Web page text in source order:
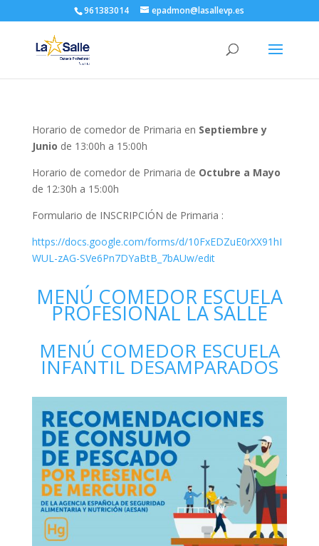
961383014 epadmon@lasallevp.es
Horario de comedor de Primaria en Septiembre y
Junio de 13:00h a 15:00h
Horario de comedor de Primaria de Octubre a Mayo
de 12:30h a 15:00h
Formulario de INSCRIPCIÓN de Primaria :
https://docs.google.com/forms/d/10FxEDZuE0rXX91hI
WUL-zAG-SVe6Pn7DYaBtB_7bAUw/edit
MENÚ COMEDOR ESCUELA
PROFESIONAL LA SALLE
MENÚ COMEDOR ESCUELA
INFANTIL DESAMPARADOS